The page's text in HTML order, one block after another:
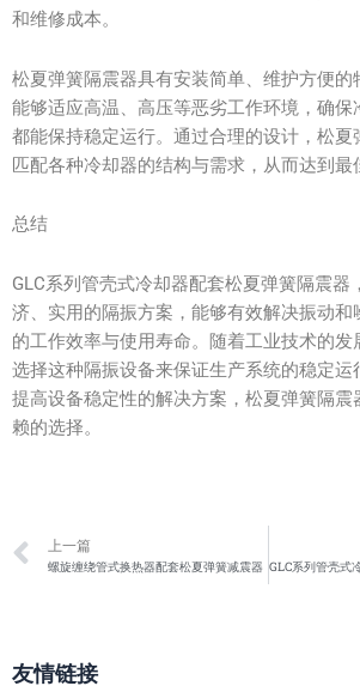
和维修成本。
松夏弹簧隔震器具有安装简单、维护方便的
能够适应高温、高压等恶劣工作环境，确保
都能保持稳定运行。通过合理的设计，松夏
匹配各种冷却器的结构与需求，从而达到最
总结
GLC系列管壳式冷却器配套松夏弹簧隔震器
济、实用的隔振方案，能够有效解决振动和
的工作效率与使用寿命。随着工业技术的发
选择这种隔振设备来保证生产系统的稳定运
提高设备稳定性的解决方案，松夏弹簧隔震
赖的选择。
Prev
上一篇
螺旋缠绕管式换热器配套松夏弹簧减震器
友情链接